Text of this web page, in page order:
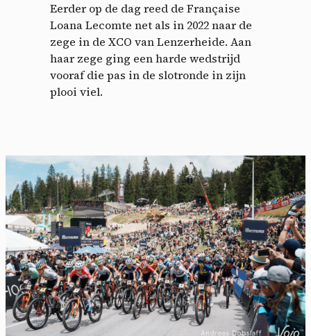
Eerder op de dag reed de Française
Loana Lecomte net als in 2022 naar de
zege in de XCO van Lenzerheide. Aan
haar zege ging een harde wedstrijd
vooraf die pas in de slotronde in zijn
plooi viel.